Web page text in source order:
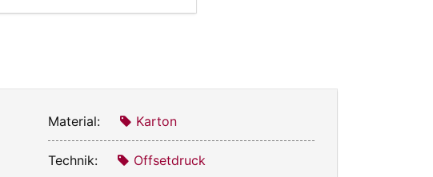
Material: Karton
Technik: Offsetdruck